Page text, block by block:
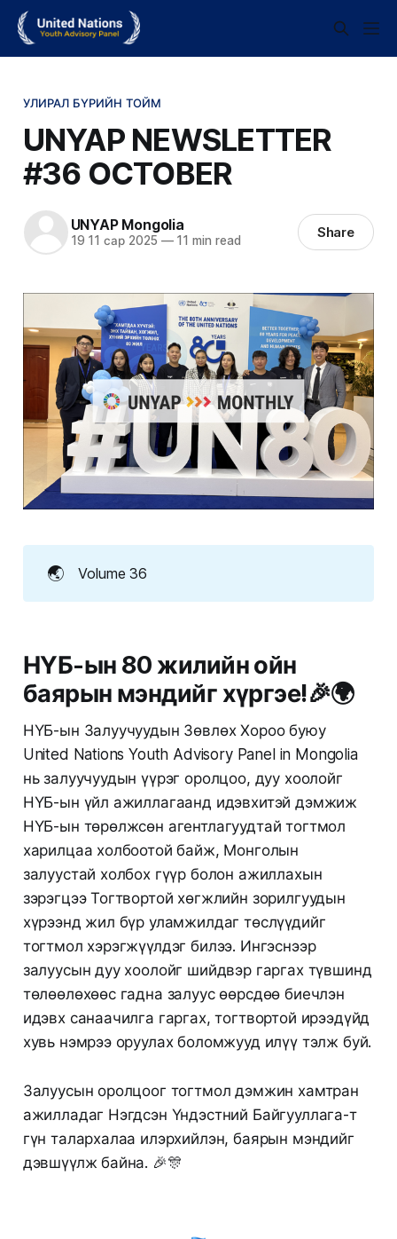
УЛИРАЛ БҮРИЙН ТОЙМ
UNYAP NEWSLETTER
#36 OCTOBER
UNYAP Mongolia
19 11 сар 2025 —11 min read Share
🌏 Volume 36
НҮБ-ын 80 жилийн ойн
баярын мэндийг хүргэе!🎉🌍
НҮБ-ын Залуучуудын Зөвлөх Хороо буюу
United Nations Youth Advisory Panel in Mongolia
нь залуучуудын үүрэг оролцоо, дуу хоолойг
НҮБ-ын үйл ажиллагаанд идэвхитэй дэмжиж
НҮБ-ын төрөлжсөн агентлагуудтай тогтмол
харилцаа холбоотой байж, Монголын
залуустай холбох гүүр болон ажиллахын
зэрэгцээ Тогтвортой хөгжлийн зорилгуудын
хүрээнд жил бүр уламжилдаг төслүүдийг
тогтмол хэрэгжүүлдэг билээ. Ингэснээр
залуусын дуу хоолойг шийдвэр гаргах түвшинд
төлөөлөхөөс гадна залуус өөрсдөө биечлэн
идэвх санаачилга гаргах, тогтвортой ирээдүйд
хувь нэмрээ оруулах боломжууд илүү тэлж буй.
Залуусын оролцоог тогтмол дэмжин хамтран
ажилладаг Нэгдсэн Үндэстний Байгууллага-т
гүн талархалаа илэрхийлэн, баярын мэндийг
дэвшүүлж байна. 🎉🎊